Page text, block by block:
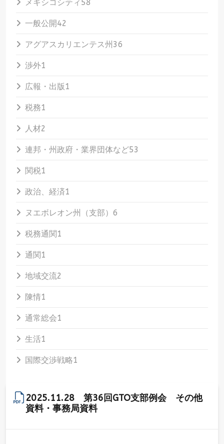
メキシコシティ 58
一般公開42
アグアスカリエンテス州 36
渉外1
広報・出版1
税務1
人材2
連邦・州政府・業界団体など53
関税1
政治、経済1
ヌエボレオン州（支部） 6
税務通関1
通関1
地域交流2
陳情1
通常総会1
生活1
国際交渉戦略1
2025.11.28 第36回GTO支部例会 その他
資料・事務局資料